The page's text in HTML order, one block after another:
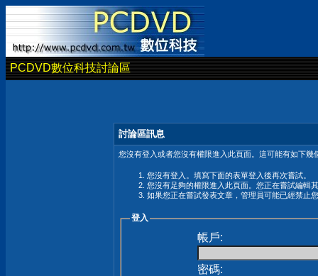
PCDVD數位科技討論區
討論區訊息
您沒有登入或者您沒有權限進入此頁面。這可能有如下幾
您沒有登入。填寫下面的表單登入後再次嘗試。
您沒有足夠的權限進入此頁面。您正在嘗試編輯
如果您正在嘗試發表文章，管理員可能已經禁止
登入
帳戶:
密碼: